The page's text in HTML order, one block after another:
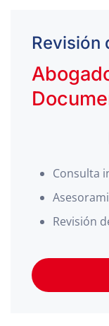
Revisión
Consulta
Revisión